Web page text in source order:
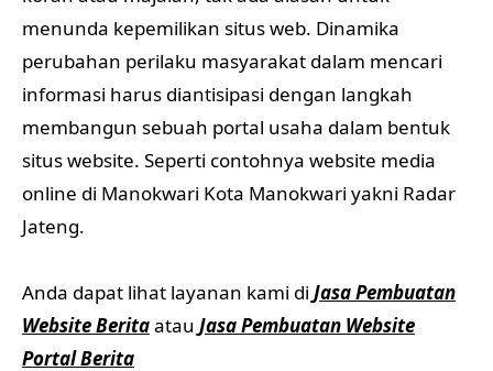
menunda kepemilikan situs web. Dinamika
perubahan perilaku masyarakat dalam mencari
informasi harus diantisipasi dengan langkah
membangun sebuah portal usaha dalam bentuk
situs website. Seperti contohnya website media
online di Manokwari Kota Manokwari yakni Radar
Jateng.
Anda dapat lihat layanan kami di Jasa Pembuatan
Website Beritaatau Jasa Pembuatan Website
Portal Berita